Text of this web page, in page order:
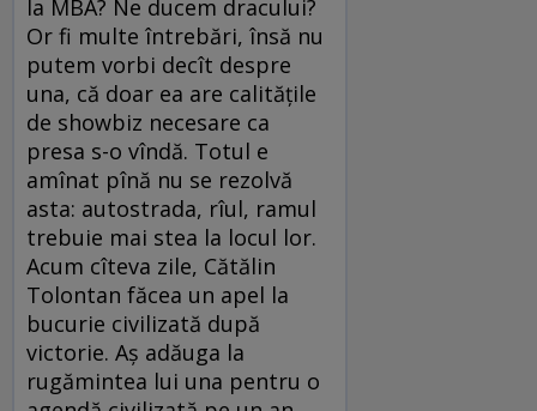
la MBA? Ne ducem dracului?
Or fi multe întrebări, însă nu
putem vorbi decît despre
una, că doar ea are calităţile
de showbiz necesare ca
presa s-o vîndă. Totul e
amînat pînă nu se rezolvă
asta: autostrada, rîul, ramul
trebuie mai stea la locul lor.
Acum cîteva zile, Cătălin
Tolontan făcea un apel la
bucurie civilizată după
victorie. Aş adăuga la
rugămintea lui una pentru o